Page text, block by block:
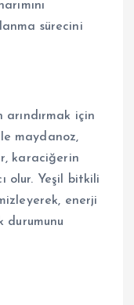
sürecini
için
maydanoz,
karaciğerin
olur. Yeşil bitkili
enerji
durumunu